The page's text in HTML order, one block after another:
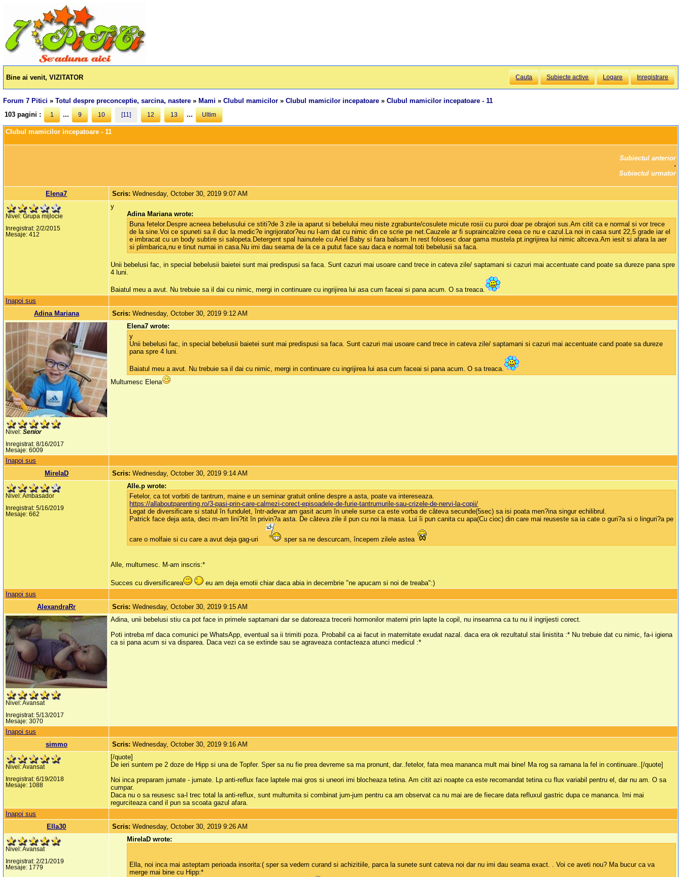
Bine ai venit, VIZITATOR Cauta Subiecte active Logare Inregistrare
Forum 7 Pitici »Totul despre preconceptie, sarcina, nastere » Mami »Clubul mamicilor »Clubul mamicilor incepatoare »Clubul mamicilor incepatoare - 11
103 pagini :
1 ... 9 10 [11] 12 13 ... Ultim
Clubul mamicilor incepatoare - 11
Subiectul anterior
Subiectul urmator
Elena7 Scris:Wednesday, October 30, 2019 9:07 AM
Nivel: Grupa mijlocie
Inregistrat: 2/2/2015
Mesaje: 412
y
Adina Mariana wrote:
Buna fetelor.Despre acneea bebelusului ce stiti?de 3 zile ia aparut si bebelului meu niste zgrabunte/cosulete micute rosii cu puroi doar pe obrajori sus.Am citit ca e normal si vor trece
de la sine.Voi ce spuneti sa il duc la medic?e ingrijorator?eu nu l-am dat cu nimic din ce scrie pe net.Cauzele ar fi supraincalzire ceea ce nu e cazul.La noi in casa sunt 22,5 grade iar el
e imbracat cu un body subtire si salopeta.Detergent spal hainutele cu Ariel Baby si fara balsam.In rest folosesc doar gama mustela pt.ingrijirea lui nimic altceva.Am iesit si afara la aer
si plimbarica,nu e tinut numai in casa.Nu imi dau seama de la ce a putut face sau daca e normal toti bebelusii sa faca.
Unii bebelusi fac, in special bebelusii baietei sunt mai predispusi sa faca. Sunt cazuri mai usoare cand trece in cateva zile/ saptamani si cazuri mai accentuate cand poate sa dureze pana spre
4 luni.
Baiatul meu a avut. Nu trebuie sa il dai cu nimic, mergi in continuare cu ingrijirea lui asa cum faceai si pana acum. O sa treaca.
Inapoi sus
Adina Mariana
Scris:Wednesday, October 30, 2019 9:12 AM
Nivel:Senior
Inregistrat: 8/16/2017
Mesaje: 6009
Elena7 wrote:
y
Unii bebelusi fac, in special bebelusii baietei sunt mai predispusi sa faca. Sunt cazuri mai usoare cand trece in cateva zile/ saptamani si cazuri mai accentuate cand poate sa dureze
pana spre 4 luni.
Baiatul meu a avut. Nu trebuie sa il dai cu nimic, mergi in continuare cu ingrijirea lui asa cum faceai si pana acum. O sa treaca.
Multumesc Elena
Inapoi sus
MirelaD
Scris:Wednesday, October 30, 2019 9:14 AM
Nivel: Ambasador
Inregistrat: 5/16/2019
Mesaje: 662
Alle.p wrote:
Fetelor, ca tot vorbiti de tantrum, maine e un seminar gratuit online despre a asta, poate va intereseaza.
https://allaboutparenting.ro/3-pasi-prin-care-calmezi-corect-episoadele-de-furie-tantrumurile-sau-crizele-de-nervi-la-copii/
Legat de diversificare si statul în fundulet, într-adevar am gasit acum în unele surse ca este vorba de câteva secunde(5sec) sa isi poata men?ina singur echilibrul.
Patrick face deja asta, deci m-am lini?tit în privin?a asta. De câteva zile il pun cu noi la masa. Lui îi pun canita cu apa(Cu cioc) din care mai reuseste sa ia cate o guri?a si o linguri?a pe
care o molfaie si cu care a avut deja gag-uri sper sa ne descurcam, începem zilele astea
Alle, multumesc. M-am inscris:*
Succes cu diversificarea
eu am deja emotii chiar daca abia in decembrie "ne apucam si noi de treaba":)
Inapoi sus
AlexandraRr
Scris:Wednesday, October 30, 2019 9:15 AM
Nivel: Avansat
Inregistrat: 5/13/2017
Mesaje: 3070
Adina, unii bebelusi stiu ca pot face in primele saptamani dar se datoreaza trecerii hormonilor materni prin lapte la copil, nu inseamna ca tu nu il ingrijesti corect.
Poti intreba mf daca comunici pe WhatsApp, eventual sa ii trimiti poza. Probabil ca ai facut in maternitate exudat nazal. daca era ok rezultatul stai linistita :* Nu trebuie dat cu nimic, fa-i igiena
ca si pana acum si va disparea. Daca vezi ca se extinde sau se agraveaza contacteaza atunci medicul :*
Inapoi sus
simmo
Scris:Wednesday, October 30, 2019 9:16 AM
Nivel: Avansat
Inregistrat: 6/19/2018
Mesaje: 1088
[/quote]
De ieri suntem pe 2 doze de Hipp si una de Topfer. Sper sa nu fie prea devreme sa ma pronunt, dar..fetelor, fata mea mananca mult mai bine! Ma rog sa ramana la fel in continuare..[/quote]
Noi inca preparam jumate - jumate. Lp anti-reflux face laptele mai gros si uneori imi blocheaza tetina. Am citit azi noapte ca este recomandat tetina cu flux variabil pentru el, dar nu am. O sa
cumpar.
Daca nu o sa reusesc sa-l trec total la anti-reflux, sunt multumita si combinat jum-jum pentru ca am observat ca nu mai are de fiecare data refluxul gastric dupa ce mananca. Imi mai
regurciteaza cand il pun sa scoata gazul afara.
Inapoi sus
Ella30
Scris:Wednesday, October 30, 2019 9:26 AM
Nivel: Avansat
Inregistrat: 2/21/2019
Mesaje: 1779
MirelaD wrote:
Ella, noi inca mai asteptam perioada insorita:( sper sa vedem curand si achizitiile, parca la sunete sunt cateva noi dar nu imi dau seama exact. . Voi ce aveti nou? Ma bucur ca va
merge mai bine cu Hipp:*